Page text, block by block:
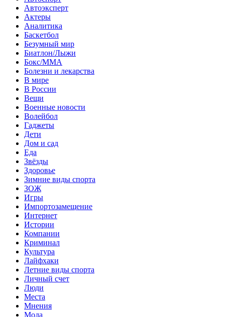
Автоэксперт
Актеры
Аналитика
Баскетбол
Безумный мир
Биатлон/Лыжи
Бокс/MMA
Болезни и лекарства
В мире
В России
Вещи
Военные новости
Волейбол
Гаджеты
Дети
Дом и сад
Еда
Звёзды
Здоровье
Зимние виды спорта
ЗОЖ
Игры
Импортозамещение
Интернет
Истории
Компании
Криминал
Культура
Лайфхаки
Летние виды спорта
Личный счет
Люди
Места
Мнения
Мода